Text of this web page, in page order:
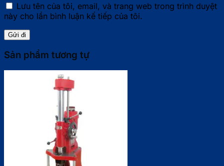
Lưu tên của tôi, email, và trang web trong trình duyệt
này cho lần bình luận kế tiếp của tôi.
Sản phẩm tương tự